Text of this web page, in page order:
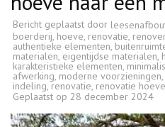
Bericht geplaatst door
boerderij, hoeve, renovatie,
authentieke elementen,
materialen, eigentijdse materialen,
karakteristieke elementen,
afwerking, moderne voorzieningen,
indeling,renovatie, renovatie
Geplaatst op 28 december 2024